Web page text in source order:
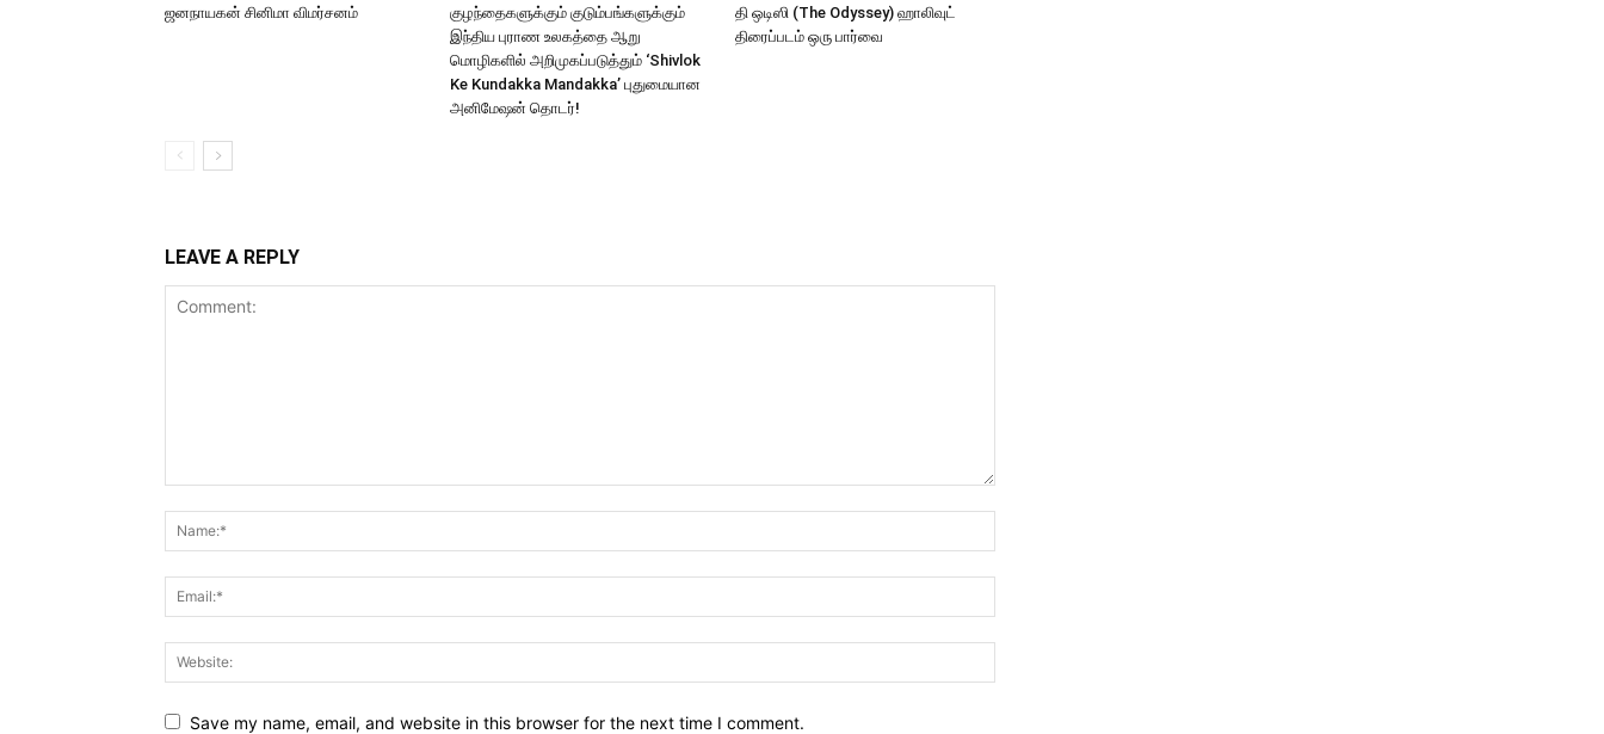
ஜனநாயகன் சினிமா விமர்சனம்
குழந்தைகளுக்கும் குடும்பங்களுக்கும்
இந்திய புராண உலகத்தை ஆறு
மொழிகளில் அறிமுகப்படுத்தும் ‘Shivlok
Ke Kundakka Mandakka’ புதுமையான
அனிமேஷன் தொடர்!
தி ஒடிஸி (The Odyssey) ஹாலிவுட்
திரைப்படம் ஒரு பார்வை
LEAVE A REPLY
Save my name, email, and website in this browser for the next time I comment.